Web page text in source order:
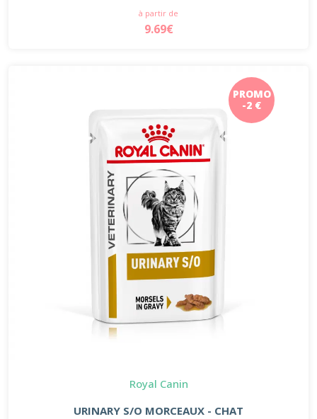
à partir de
9.69€
PROMO
-2 €
Royal Canin
URINARY S/O MORCEAUX - CHAT